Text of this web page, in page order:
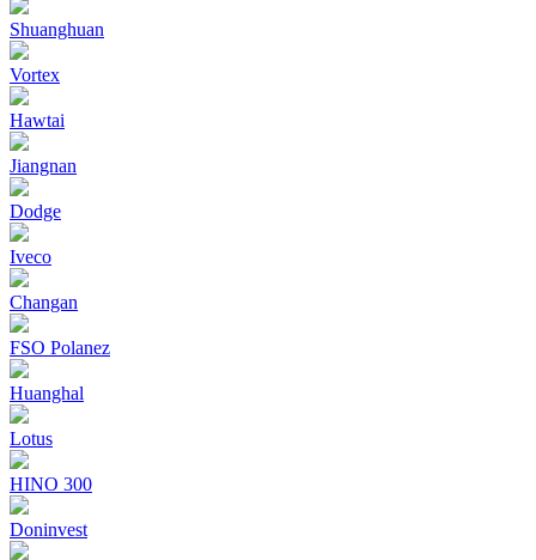
Shuanghuan
Vortex
Hawtai
Jiangnan
Dodge
Iveco
Changan
FSO Polanez
Huanghal
Lotus
HINO 300
Doninvest